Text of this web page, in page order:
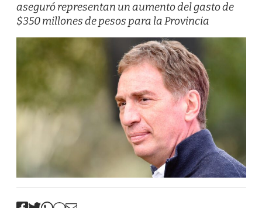
aseguró representan un aumento del gasto de
$350 millones de pesos para la Provincia